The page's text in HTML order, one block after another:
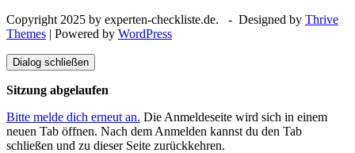
Copyright 2025 by experten-checkliste.de. - Designed by Thrive
Themes | Powered by WordPress
Dialog schließen
Sitzung abgelaufen
Bitte melde dich erneut an. Die Anmeldeseite wird sich in einem
neuen Tab öffnen. Nach dem Anmelden kannst du den Tab
schließen und zu dieser Seite zurückkehren.